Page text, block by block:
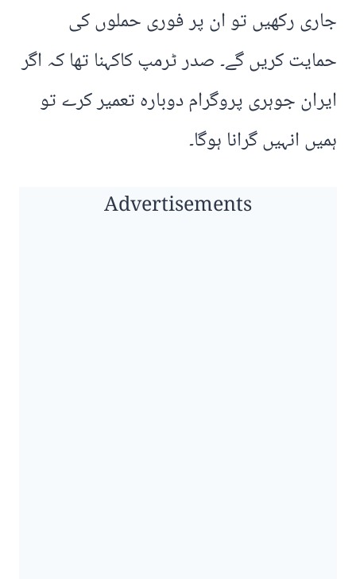
جاری رکھیں تو ان پر فوری حملوں کی
حمایت کریں گے۔ صدر ٹرمپ کاکہنا تھا کہ اگر
ایران جوہری پروگرام دوبارہ تعمیر کرے تو
ہمیں انہیں گرانا ہوگا۔
Advertisements